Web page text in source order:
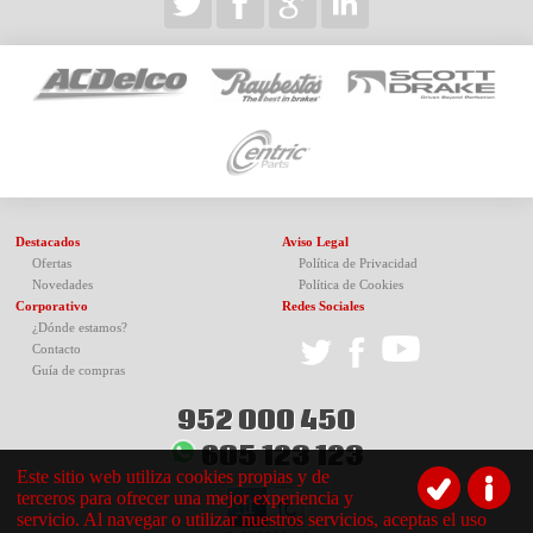
Destacados
Ofertas
Novedades
Corporativo
¿Dónde estamos?
Contacto
Guía de compras
Aviso Legal
Política de Privacidad
Política de Cookies
Redes Sociales
952 000 450
605 123 123
Este sitio web utiliza cookies propias y de
terceros para ofrecer una mejor experiencia y
servicio. Al navegar o utilizar nuestros servicios, aceptas el uso